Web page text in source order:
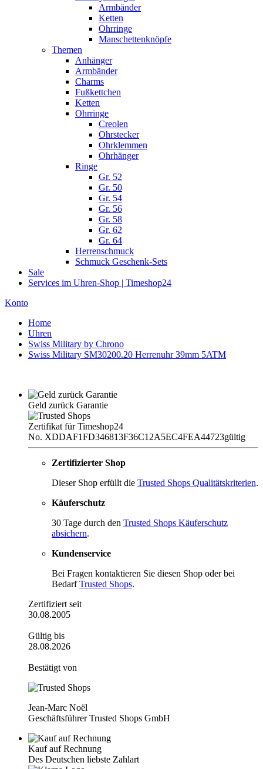
Armbänder
Ketten
Ohrringe
Manschettenknöpfe
Themen
Anhänger
Armbänder
Charms
Fußkettchen
Ketten
Ohrringe
Creolen
Ohrstecker
Ohrklemmen
Ohrhänger
Ringe
Gr. 52
Gr. 50
Gr. 54
Gr. 56
Gr. 58
Gr. 62
Gr. 64
Herrenschmuck
Schmuck Geschenk-Sets
Sale
Services im Uhren-Shop | Timeshop24
Konto
Home
Uhren
Swiss Military by Chrono
Swiss Military SM30200.20 Herrenuhr 39mm 5ATM
Geld zurück Garantie
Zertifikat für Timeshop24
No. XDDAF1FD346813F36C12A5EC4FEA44723gültig
Zertifizierter Shop
Dieser Shop erfüllt die Trusted Shops Qualitätskriterien.
Käuferschutz
30 Tage durch den Trusted Shops Käuferschutz
absichern.
Kundenservice
Bei Fragen kontaktieren Sie diesen Shop oder bei
BedarfTrusted Shops.
Zertifiziert seit
30.08.2005
Gültig bis
28.08.2026
Bestätigt von
Jean-Marc Noël
Geschäftsführer Trusted Shops GmbH
Kauf auf Rechnung
Des Deutschen liebste Zahlart